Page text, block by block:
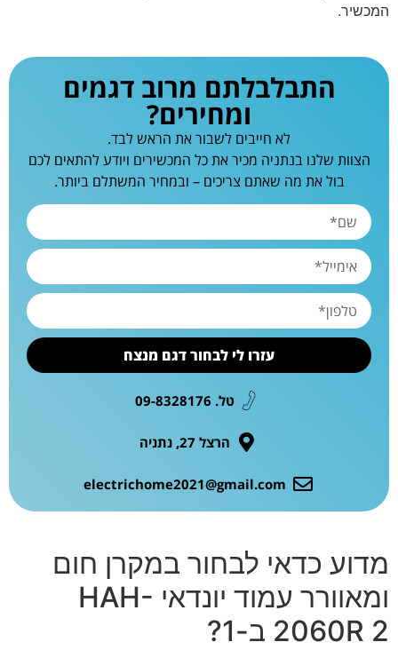
המכשיר.
התבלבלתם מרוב דגמים
ומחירים?
לא חייבים לשבור את הראש לבד.
הצוות שלנו בנתניה מכיר את כל המכשירים ויודע להתאים לכם
בול את מה שאתם צריכים – ובמחיר המשתלם ביותר.
עזרו לי לבחור דגם מנצח
טל. 09-8328176
הרצל 27, נתניה
electrichome2021@gmail.com
מדוע כדאי לבחור במקרן חום
ומאוורר עמוד יונדאי HAH-
2060R 2 ב-1?